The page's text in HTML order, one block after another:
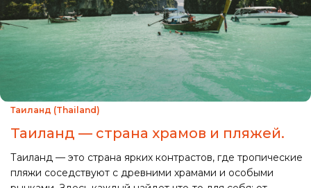
Таиланд (Thailand)
Таиланд — страна храмов и пляжей.
Таиланд — это страна ярких контрастов, где тропические
пляжи соседствуют с древними храмами и особыми